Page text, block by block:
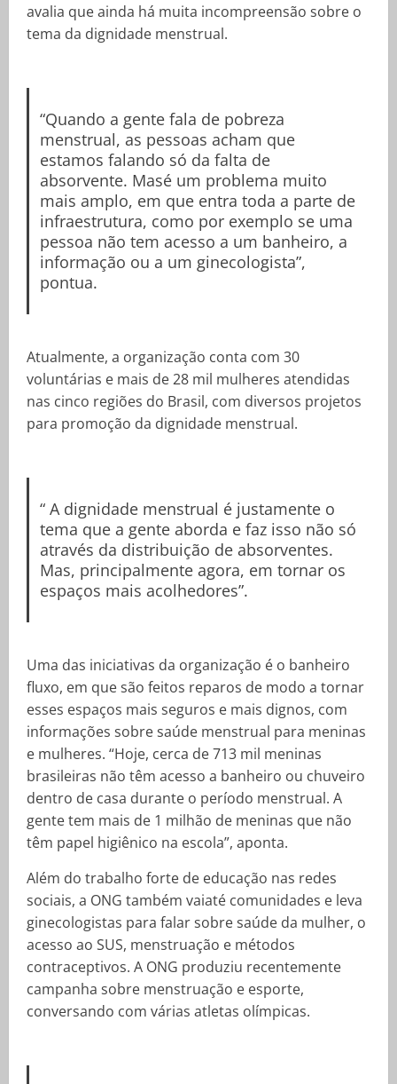
avalia que ainda há muita incompreensão sobre o
tema da dignidade menstrual.
“Quando a gente fala de pobreza
menstrual, as pessoas acham que
estamos falando só da falta de
absorvente. Masé um problema muito
mais amplo, em que entra toda a parte de
infraestrutura, como por exemplo se uma
pessoa não tem acesso a um banheiro, a
informação ou a um ginecologista”,
pontua.
Atualmente, a organização conta com 30
voluntárias e mais de 28 mil mulheres atendidas
nas cinco regiões do Brasil, com diversos projetos
para promoção da dignidade menstrual.
“ A dignidade menstrual é justamente o
tema que a gente aborda e faz isso não só
através da distribuição de absorventes.
Mas, principalmente agora, em tornar os
espaços mais acolhedores”.
Uma das iniciativas da organização é o banheiro
fluxo, em que são feitos reparos de modo a tornar
esses espaços mais seguros e mais dignos, com
informações sobre saúde menstrual para meninas
e mulheres. “Hoje, cerca de 713 mil meninas
brasileiras não têm acesso a banheiro ou chuveiro
dentro de casa durante o período menstrual. A
gente tem mais de 1 milhão de meninas que não
têm papel higiênico na escola”, aponta.
Além do trabalho forte de educação nas redes
sociais, a ONG também vaiaté comunidades e leva
ginecologistas para falar sobre saúde da mulher, o
acesso ao SUS, menstruação e métodos
contraceptivos. A ONG produziu recentemente
campanha sobre menstruação e esporte,
conversando com várias atletas olímpicas.